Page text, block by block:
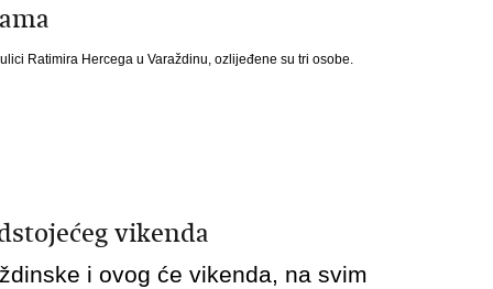
Ratimira Hercega u Varaždinu, ozlijeđene su tri osobe.
vikenda
i ovog će vikenda, na svim